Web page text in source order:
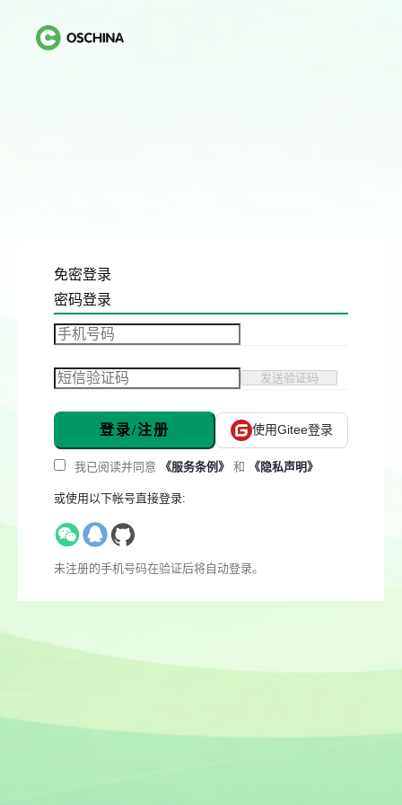
免密登录
密码登录
发送验证码
登录/注册 使用Gitee登录
我已阅读并同意 《服务条例》 和 《隐私声明》
或使用以下帐号直接登录:
未注册的手机号码在验证后将自动登录。